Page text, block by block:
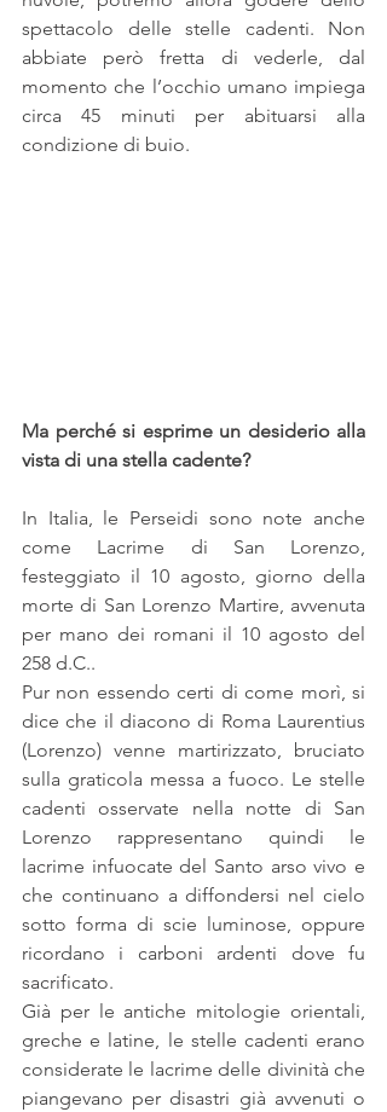
spettacolo delle stelle cadenti. Non
abbiate però fretta di vederle, dal
momento che l’occhio umano impiega
circa 45 minuti per abituarsi alla
condizione di buio.
Ma perché si esprime un desiderio alla
vista di una stella cadente?
In Italia, le Perseidi sono note anche
come Lacrime di San Lorenzo,
festeggiato il 10 agosto, giorno della
morte di San Lorenzo Martire, avvenuta
per mano dei romani il 10 agosto del
258 d.C..
Pur non essendo certi di come morì, si
dice che il diacono di Roma Laurentius
(Lorenzo) venne martirizzato, bruciato
sulla graticola messa a fuoco. Le stelle
cadenti osservate nella notte di San
Lorenzo rappresentano quindi le
lacrime infuocate del Santo arso vivo e
che continuano a diffondersi nel cielo
sotto forma di scie luminose, oppure
ricordano i carboni ardenti dove fu
sacrificato.
Già per le antiche mitologie orientali,
greche e latine, le stelle cadenti erano
considerate le lacrime delle divinità che
piangevano per disastri già avvenuti o